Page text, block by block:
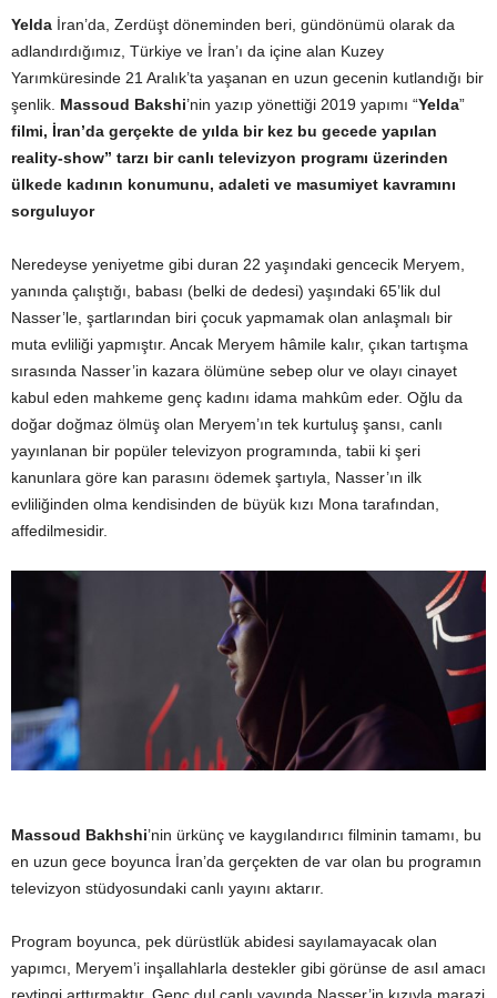
Yelda İran’da, Zerdüşt döneminden beri, gündönümü olarak da
adlandırdığımız, Türkiye ve İran’ı da içine alan Kuzey
Yarımküresinde 21 Aralık’ta yaşanan en uzun gecenin kutlandığı bir
şenlik. Massoud Bakshi’nin yazıp yönettiği 2019 yapımı “Yelda”
filmi, İran’da gerçekte de yılda bir kez bu gecede yapılan
reality-show” tarzı bir canlı televizyon programı üzerinden
ülkede kadının konumunu, adaleti ve masumiyet kavramını
sorguluyor
Neredeyse yeniyetme gibi duran 22 yaşındaki gencecik Meryem,
yanında çalıştığı, babası (belki de dedesi) yaşındaki 65’lik dul
Nasser’le, şartlarından biri çocuk yapmamak olan anlaşmalı bir
muta evliliği yapmıştır. Ancak Meryem hâmile kalır, çıkan tartışma
sırasında Nasser’in kazara ölümüne sebep olur ve olayı cinayet
kabul eden mahkeme genç kadını idama mahkûm eder. Oğlu da
doğar doğmaz ölmüş olan Meryem’ın tek kurtuluş şansı, canlı
yayınlanan bir popüler televizyon programında, tabii ki şeri
kanunlara göre kan parasını ödemek şartıyla, Nasser’ın ilk
evliliğinden olma kendisinden de büyük kızı Mona tarafından,
affedilmesidir.
Massoud Bakhshi’nin ürkünç ve kaygılandırıcı filminin tamamı, bu
en uzun gece boyunca İran’da gerçekten de var olan bu programın
televizyon stüdyosundaki canlı yayını aktarır.
Program boyunca, pek dürüstlük abidesi sayılamayacak olan
yapımcı, Meryem’i inşallahlarla destekler gibi görünse de asıl amacı